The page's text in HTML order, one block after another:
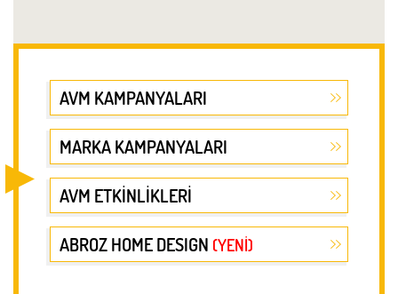
AVM KAMPANYALARI
MARKA KAMPANYALARI
AVM ETKİNLİKLERİ
ABROZ HOME DESIGN (YENİ)